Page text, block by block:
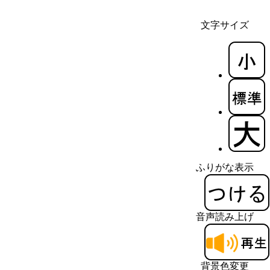
文字サイズ
ふりがな表示
音声読み上げ
背景色変更